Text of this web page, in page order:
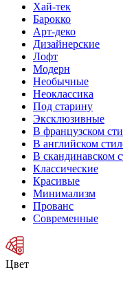
Хай-тек
Барокко
Арт-деко
Дизайнерские
Лофт
Модерн
Необычные
Неоклассика
Под старину
Эксклюзивные
В французском
В английском
В скандинавском
Классические
Красивые
Минимализм
Прованс
Современные
Цвет